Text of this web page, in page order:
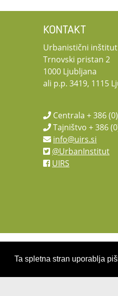
Ta spletna stran uporablja
KONTAKT
Urbanistični
Trnovski pristan 2
1000 Ljubljana
ali p.p. 3419, 1115
Centrala + 386
Tajništvo + 386
info@uirs.si
@UrbanInstitut
UIRS
Copyright 2026 by